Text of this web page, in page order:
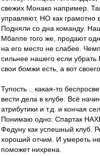
свежих Монако например.
управляют, НО как грамотно
Подняли со дна команду.
Мбаппе того же, продают
на его место не слабее.
сильнее нашего если
свои бомжи есть, а вот
Тупость .. какая-то
вести дела в клубе. Всё
атрибутики и т.д. и кончая
Понимаю одно: Спартак
Федуну как успешный клуб.
хороший отчим. И умереть
поможет нихрена.